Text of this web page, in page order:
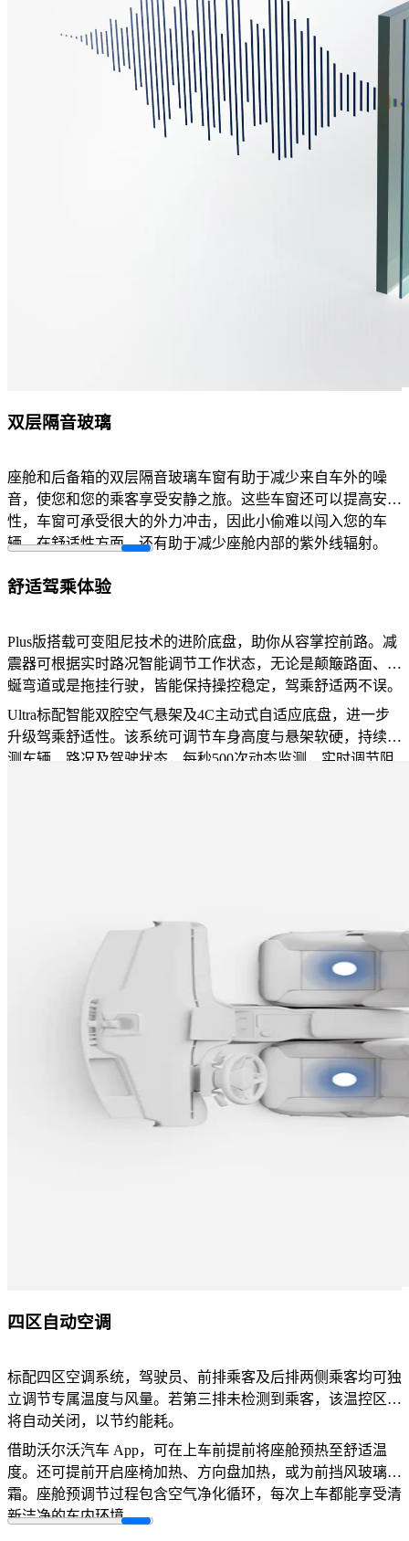
双层隔音玻璃​
座舱和后备箱的双层隔音玻璃车窗有助于减少来自车外的噪
音，使您和您的乘客享受安静之旅。这些车窗还可以提高安全
性，车窗可承受很大的外力冲击，因此小偷难以闯入您的车
辆。在舒适性方面，还有助于减少座舱内部的紫外线辐射。
舒适驾乘体验
Plus版搭载可变阻尼技术的进阶底盘，助你从容掌控前路。减
震器可根据实时路况智能调节工作状态，无论是颠簸路面、蜿
蜒弯道或是拖挂行驶，皆能保持操控稳定，驾乘舒适两不误。
Ultra标配智能双腔空气悬架及4C主动式自适应底盘，进一步
升级驾乘舒适性。该系统可调节车身高度与悬架软硬，持续监
测车辆、路况及驾驶状态，每秒500次动态监测，实时调节阻
四区自动空调
标配四区空调系统，驾驶员、前排乘客及后排两侧乘客均可独
立调节专属温度与风量。若第三排未检测到乘客，该温控区域
将自动关闭，以节约能耗。
借助沃尔沃汽车 App，可在上车前提前将座舱预热至舒适温
度。还可提前开启座椅加热、方向盘加热，或为前挡风玻璃除
霜。座舱预调节过程包含空气净化循环，每次上车都能享受清
新洁净的车内环境。